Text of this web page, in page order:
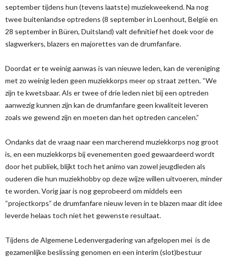
september tijdens hun (tevens laatste) muziekweekend. Na nog
twee buitenlandse optredens (8 september in Loenhout, België en
28 september in Büren, Duitsland) valt definitief het doek voor de
slagwerkers, blazers en majorettes van de drumfanfare.
Doordat er te weinig aanwas is van nieuwe leden, kan de vereniging
met zo weinig leden geen muziekkorps meer op straat zetten. “We
zijn te kwetsbaar. Als er twee of drie leden niet bij een optreden
aanwezig kunnen zijn kan de drumfanfare geen kwaliteit leveren
zoals we gewend zijn en moeten dan het optreden cancelen.”
Ondanks dat de vraag naar een marcherend muziekkorps nog groot
is, en een muziekkorps bij evenementen goed gewaardeerd wordt
door het publiek, blijkt toch het animo van zowel jeugdleden als
ouderen die hun muziekhobby op deze wijze willen uitvoeren, minder
te worden. Vorig jaar is nog geprobeerd om middels een
“projectkorps” de drumfanfare nieuw leven in te blazen maar dit idee
leverde helaas toch niet het gewenste resultaat.
Tijdens de Algemene Ledenvergadering van afgelopen mei is de
gezamenlijke beslissing genomen en een interim (slot)bestuur